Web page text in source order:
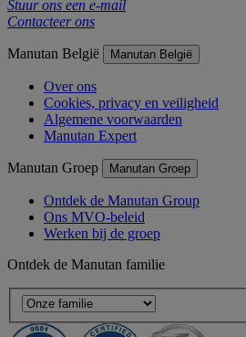
Stuur ons een e-mail
Contacteer ons
Manutan België Manutan België
Over ons
Cookies, privacy en veiligheid
Algemene voorwaarden
Manutan Expert
Manutan Groep Manutan Groep
Ontdek de Manutan Group
Ons MVO-beleid
Werken bij de groep
Ontdek de Manutan familie